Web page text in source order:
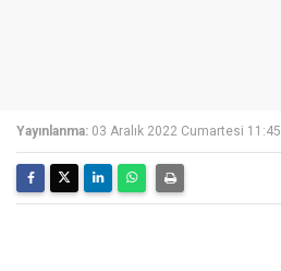
Yayınlanma: 03 Aralık 2022 Cumartesi 11:45